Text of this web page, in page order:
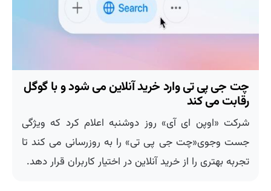
چت جی پی تی وارد خرید آنلاین می شود و با گوگل
رقابت می کند
شرکت «اوپن ای آی» روز دوشنبه اعلام کرد که ویژگی
جست وجوی«چت جی پی تی» را به روزرسانی می کند تا
تجربه بهتری را از خرید آنلاین در اختیار کاربران قرار دهد.